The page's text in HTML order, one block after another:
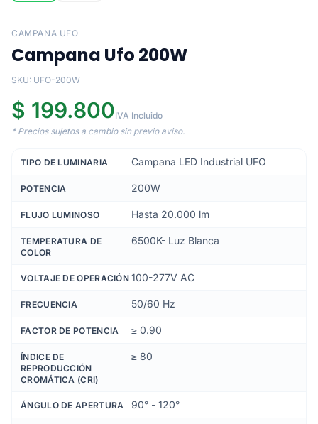
CAMPANA UFO
Campana Ufo 200W
SKU: UFO-200W
$ 199.800IVA Incluido
* Precios sujetos a cambio sin previo aviso.
TIPO DE LUMINARIA Campana LED Industrial UFO
POTENCIA 200W
FLUJO LUMINOSO Hasta 20.000 lm
TEMPERATURA DE
COLOR
6500K- Luz Blanca
VOLTAJE DE OPERACIÓN 100-277V AC
FRECUENCIA 50/60 Hz
FACTOR DE POTENCIA ≥ 0.90
ÍNDICE DE
REPRODUCCIÓN
CROMÁTICA (CRI)
≥ 80
ÁNGULO DE APERTURA 90° - 120°